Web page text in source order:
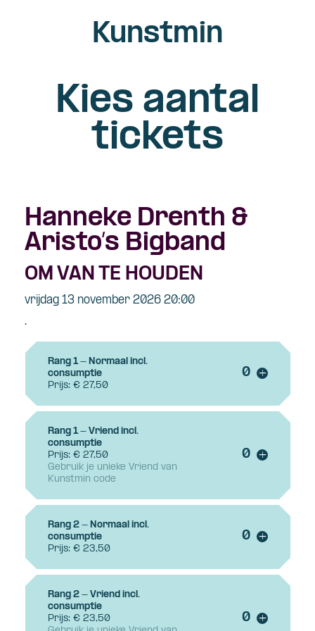
Kunstmin
Kies aantal
tickets
Hanneke Drenth &
Aristo’s Bigband
OM VAN TE HOUDEN
vrijdag 13 november 2026 20:00
.
Rang 1 - Normaal incl.
consumptie
Prijs: € 27,50
+Voeg
Rang 1 - Vriend incl.
consumptie
Prijs: € 27,50
Gebruik je unieke Vriend van
Kunstmin code
+Voeg
Rang 2 - Normaal incl.
consumptie
Prijs: € 23,50
+Voeg
Rang 2 - Vriend incl.
consumptie
Prijs: € 23,50
+Voeg